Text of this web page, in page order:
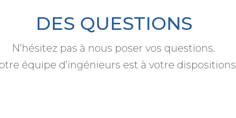
DES QUESTIONS
N’hésitez pas à nous poser vos questions.
équipe d’ingénieurs est à votre dispositions